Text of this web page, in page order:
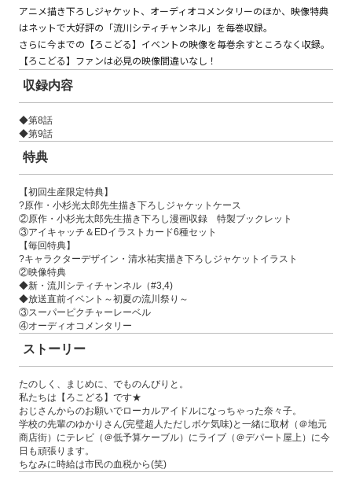
コミックエッセイ
閉じる
アニメ描き下ろしジャケット、オーディオコメンタリーのほか、映像特典
はネットで大好評の「流川シティチャンネル」を毎巻収録。
さらに今までの【ろこどる】イベントの映像を毎巻余すところなく収録。
【ろこどる】ファンは必見の映像間違いなし！
収録内容
◆第8話
◆第9話
特典
【初回生産限定特典】
?原作・小杉光太郎先生描き下ろしジャケットケース
②原作・小杉光太郎先生描き下ろし漫画収録 特製ブックレット
③アイキャッチ＆EDイラストカード6種セット
【毎回特典】
?キャラクターデザイン・清水祐実描き下ろしジャケットイラスト
②映像特典
◆新・流川シティチャンネル（#3,4)
◆放送直前イベント～初夏の流川祭り～
③スーパーピクチャーレーベル
④オーディオコメンタリー
ストーリー
たのしく、まじめに、でものんびりと。
私たちは【ろこどる】です★
おじさんからのお願いでローカルアイドルになっちゃった奈々子。
学校の先輩のゆかりさん(完璧超人ただしボケ気味)と一緒に取材（＠地元
商店街）にテレビ（＠低予算ケーブル）にライブ（＠デパート屋上）に今
日も頑張ります。
ちなみに時給は市民の血税から(笑)